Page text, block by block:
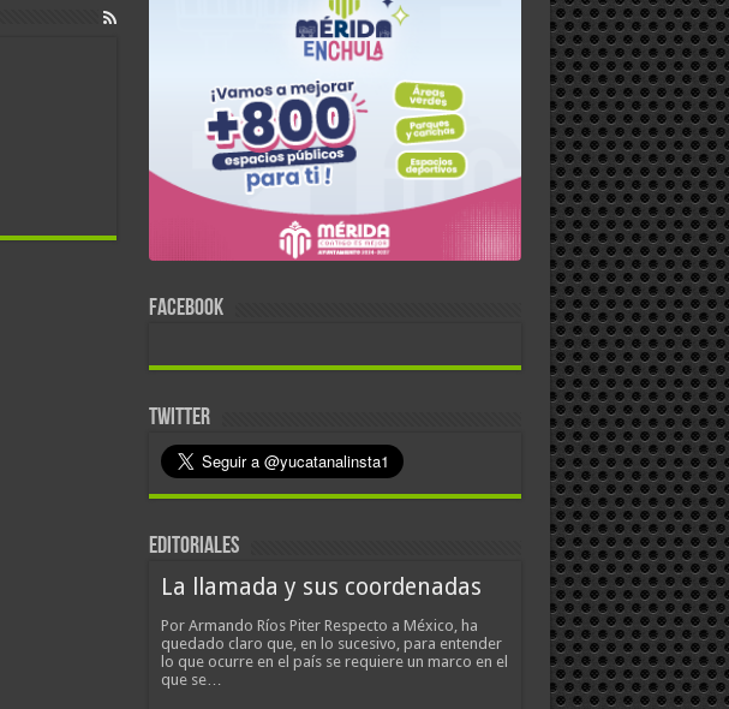
FACEBOOK
TWITTER
EDITORIALES
La llamada y sus coordenadas
Por Armando Ríos Piter Respecto a México, ha
quedado claro que, en lo sucesivo, para entender
lo que ocurre en el país se requiere un marco en el
que se…